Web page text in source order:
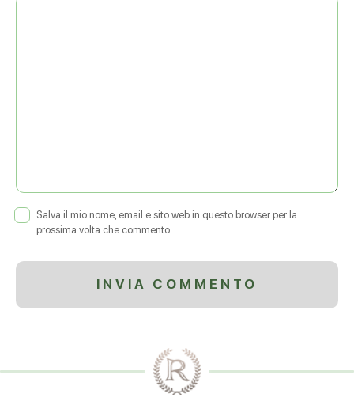
Salva il mio nome, email e sito web in questo browser per la
prossima volta che commento.